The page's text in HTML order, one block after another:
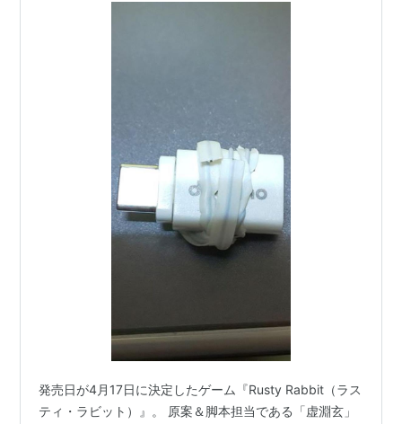
発売日が4月17日に決定したゲーム『Rusty Rabbit（ラス
ティ・ラビット）』。 原案＆脚本担当である「虚淵玄」